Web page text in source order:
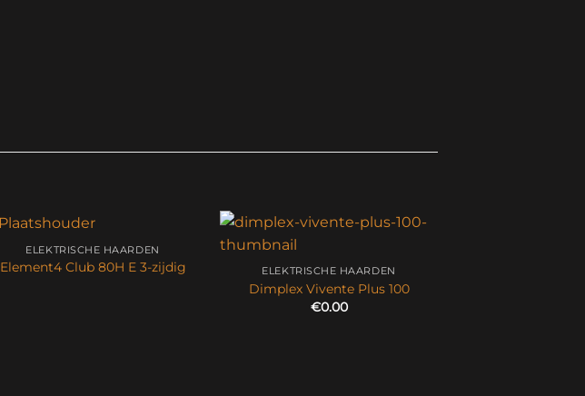
ELEKTRISCHE HAARDEN
Element4 Club 80H E 3-zijdig ELEKTRISCHE HAARDEN
Dimplex Vivente Plus 100
€0.00